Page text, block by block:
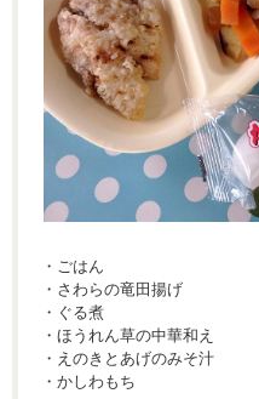
・ごはん
・さわらの竜田揚げ
・ぐる煮
・ほうれん草の中華和え
・えのきとあげのみそ汁
・かしわもち